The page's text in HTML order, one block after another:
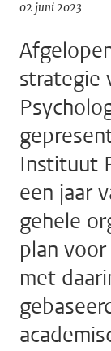
02 juni 2023
strategie
Instituut
een jaar
gehele
plan
met